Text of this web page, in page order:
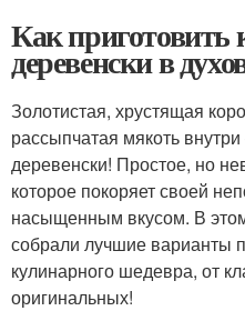
Как приготовить
деревенски в
Золотистая, хрустящая
рассыпчатая мякоть
деревенски! Простое, но
которое покоряет своей
насыщенным вкусом. В
собрали лучшие варианты
кулинарного шедевра, от
оригинальных!